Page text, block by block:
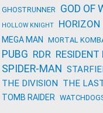
GHOSTRUNNER GOD OF
HOLLOW KNIGHT HORIZON
MEGA MAN MORTAL
PUBG RDR RESIDENT
SPIDER-MAN
THE DIVISION THE
TOMB RAIDER